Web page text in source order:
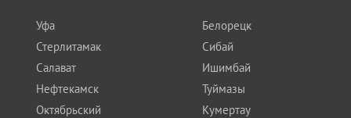
Уфа
Стерлитамак
Салават
Нефтекамск
Октябрьский
Белорецк
Сибай
Ишимбай
Туймазы
Кумертау